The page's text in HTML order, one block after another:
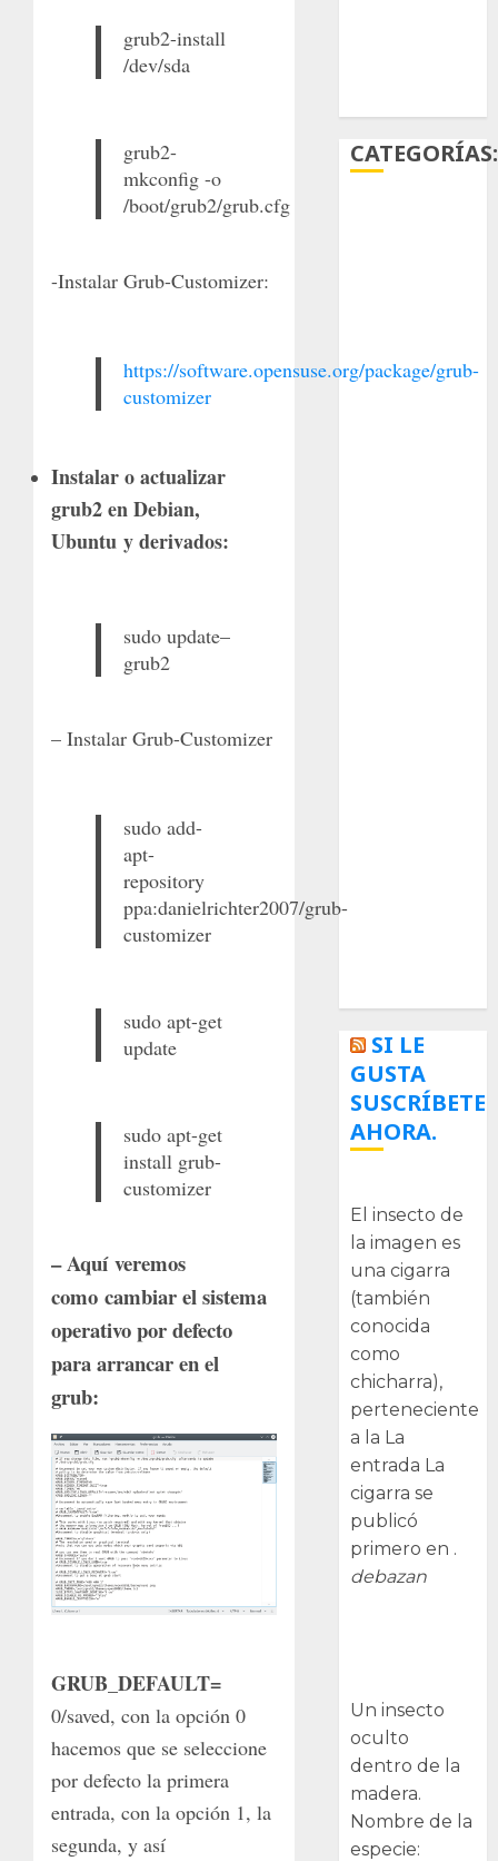
grub2-install
/dev/sda
grub2-
mkconfig -o
/boot/grub2/grub.cfg
-Instalar Grub-Customizer:
https://software.opensuse.org/package/grub-
customizer
Instalar o actualizar
grub2 en Debian,
Ubuntu y derivados:
sudoupdate–
grub2
– Instalar Grub-Customizer
sudo add-
apt-
repository
ppa:danielrichter2007/grub-
customizer
sudo apt-get
update
sudo apt-get
install grub-
customizer
– Aquí veremos
como cambiar el sistema
operativo por defecto
para arrancar en el
grub:
GRUB_DEFAULT=
0/saved, con la opción 0
hacemos que se seleccione
por defecto la primera
entrada, con la opción 1, la
segunda, y así
CATEGORÍAS:
Aviturismo
SI LE
GUSTA
SUSCRÍBETE
AHORA.
El insecto de
la imagen es
una cigarra
(también
conocida
como
chicharra),
perteneciente
a la La
entrada La
cigarra se
publicó
primero en .
debazan
Un insecto
oculto
dentro de la
madera.
Nombre de la
especie: